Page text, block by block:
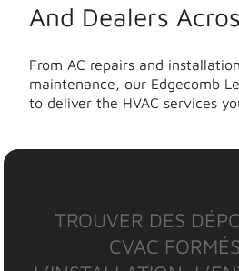
And Dealers
From AC repairs and
maintenance, our Edgecomb
to deliver the HVAC services
TROUVER DES
CVAC